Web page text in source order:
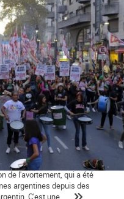
renforce toutes les
de l'avortement, qui a été
argentines depuis des
C'est une...